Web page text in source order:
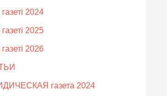
2024
2025
2026
газета 2024